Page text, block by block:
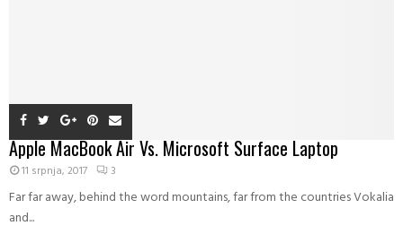
Apple MacBook Air Vs. Microsoft Surface Laptop
11 srpnja, 2017 3
Far far away, behind the word mountains, far from the countries Vokalia
and...